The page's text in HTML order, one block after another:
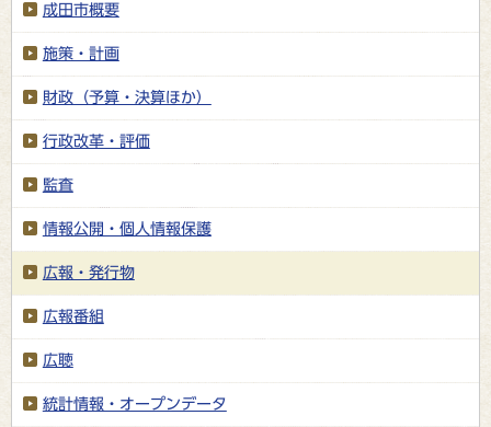
成田市概要
施策・計画
財政（予算・決算ほか）
行政改革・評価
監査
情報公開・個人情報保護
広報・発行物
広報番組
広聴
統計情報・オープンデータ